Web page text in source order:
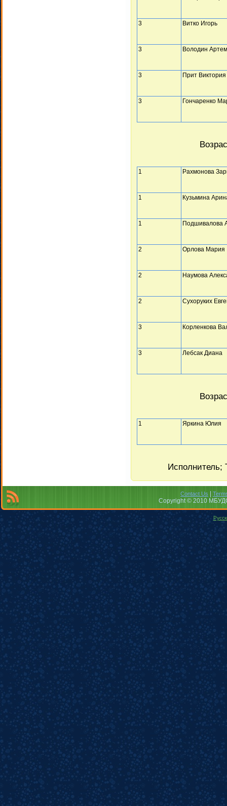
3 Витко Игорь
3 Володин Артем
3 Прит Виктория
3 Гончаренко
1 Рахмонова
1 Кузьмина
1 Подшивалова
2 Орлова Мария
2 Наумова
2 Сухоруких
3 Корленкова
3 Лебсак Диана
1 Яркина Юлия
Contact Us
Copyright © 2010